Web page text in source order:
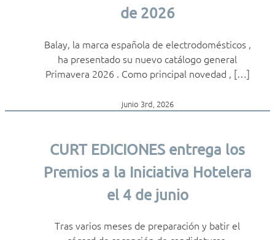
de 2026
Balay, la marca española de electrodomésticos ,
ha presentado su nuevo catálogo general
Primavera 2026 . Como principal novedad , […]
junio 3rd, 2026
CURT EDICIONES entrega los
Premios a la Iniciativa Hotelera
el 4 de junio
Tras varios meses de preparación y batir el